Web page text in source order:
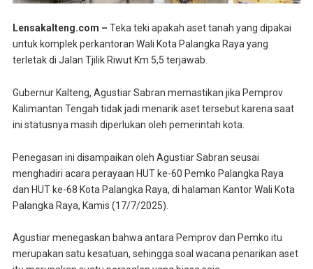
Lensakalteng.com – Teka teki apakah aset tanah yang dipakai
untuk komplek perkantoran Wali Kota Palangka Raya yang
terletak di Jalan Tjilik Riwut Km 5,5 terjawab.
Gubernur Kalteng, Agustiar Sabran memastikan jika Pemprov
Kalimantan Tengah tidak jadi menarik aset tersebut karena saat
ini statusnya masih diperlukan oleh pemerintah kota.
Penegasan ini disampaikan oleh Agustiar Sabran seusai
menghadiri acara perayaan HUT ke-60 Pemko Palangka Raya
dan HUT ke-68 Kota Palangka Raya, di halaman Kantor Wali Kota
Palangka Raya, Kamis (17/7/2025).
Agustiar menegaskan bahwa antara Pemprov dan Pemko itu
merupakan satu kesatuan, sehingga soal wacana penarikan aset